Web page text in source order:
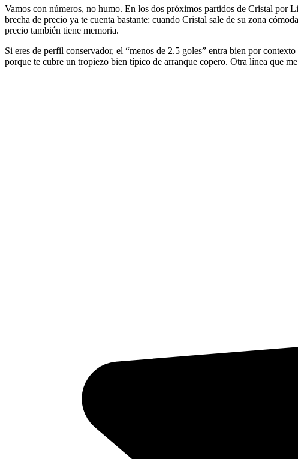
Vamos con números, no humo. En los dos próximos partidos de Cristal por
brecha de precio ya te cuenta bastante: cuando Cristal sale de su zona
precio también tiene memoria.
Si eres de perfil conservador, el “menos de 2.5 goles” entra bien por
porque te cubre un tropiezo bien típico de arranque copero. Otra línea que